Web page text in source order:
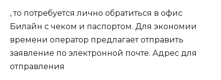
, то потребуется лично обратиться в офис
Билайн с чеком и паспортом. Для экономии
времени оператор предлагает отправить
заявление по электронной почте. Адрес для
отправления